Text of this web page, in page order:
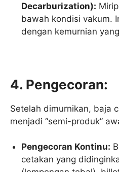
Decarburization):
bawah kondisi vakum.
dengan kemurnian
4. Pengecoran:
Setelah dimurnikan, baja
menjadi “semi-produk”
Pengecoran Kontinu:
cetakan yang